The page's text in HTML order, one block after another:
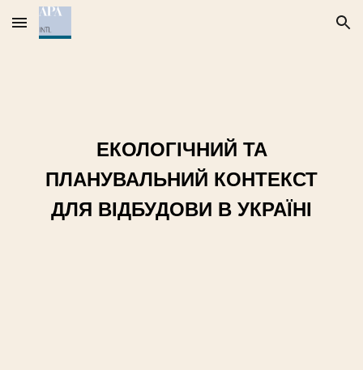
Skip to main content Skip to navigation
ЕКОЛОГІЧНИЙ ТА
ПЛАНУВАЛЬНИЙ КОНТЕКСТ
ДЛЯ ВІДБУДОВИ В УКРАЇНІ